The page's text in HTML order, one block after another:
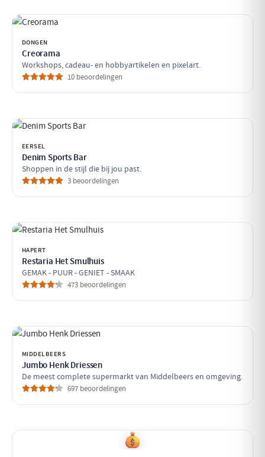
DONGEN
Creorama
Workshops, cadeau- en hobbyartikelen en pixelart.
10 beoordelingen
EERSEL
Denim Sports Bar
Shoppen in de stijl die bij jou past.
3 beoordelingen
HAPERT
Restaria Het Smulhuis
GEMAK - PUUR - GENIET - SMAAK
473 beoordelingen
MIDDELBEERS
Jumbo Henk Driessen
De meest complete supermarkt van Middelbeers en omgeving.
697 beoordelingen